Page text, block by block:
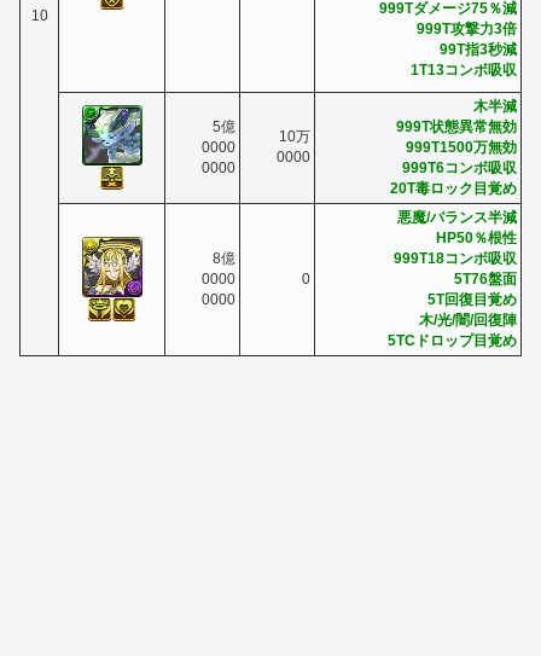
10
999Tダメージ75％減
999T攻撃力3倍
99T指3秒減
1T13コンボ吸収
5億
0000
0000
10万
0000
木半減
999T状態異常無効
999T1500万無効
999T6コンボ吸収
20T毒ロック目覚め
8億
0000
0000
0
悪魔/バランス半減
HP50％根性
999T18コンボ吸収
5T76盤面
5T回復目覚め
木/光/闇/回復陣
5TCドロップ目覚め